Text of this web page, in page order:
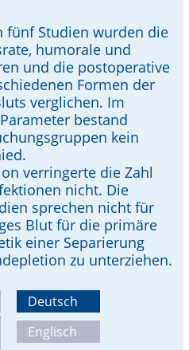
fünf Studien wurden die
humorale und
und die postoperative
Formen der
verglichen. Im
bestand
kein
verringerte die Zahl
nicht. Die
sprechen nicht für
Blut für die primäre
einer Separierung
zu unterziehen.
Deutsch
Englisch